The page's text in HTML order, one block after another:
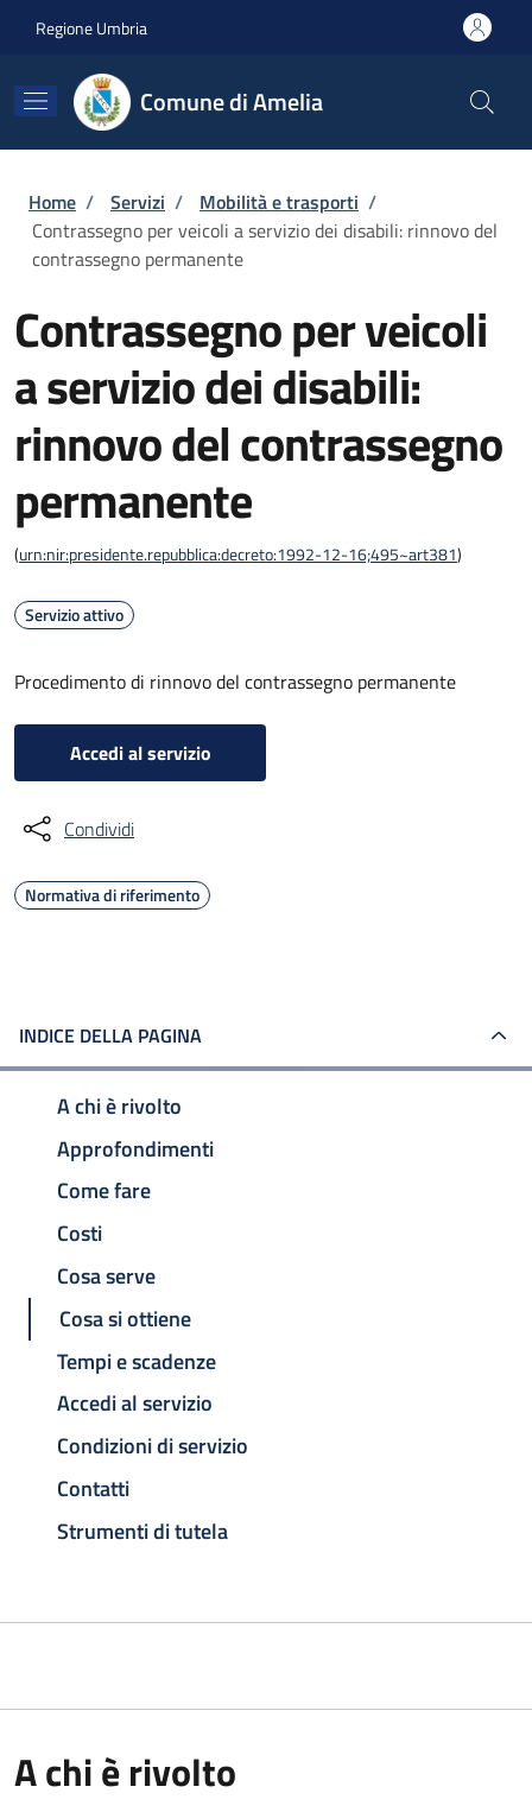
Regione Umbria
Comune di Amelia
Briciole di pane
Home / Servizi / Mobilità e trasporti /
Contrassegno per veicoli a servizio dei disabili: rinnovo del
contrassegno permanente
Contrassegno per veicoli
a servizio dei disabili:
rinnovo del contrassegno
permanente
(urn:nir:presidente.repubblica:decreto:1992-12-16;495~art381)
Servizio attivo
Procedimento di rinnovo del contrassegno permanente
Accedi al servizio
Condividi
Normativa di riferimento
INDICE DELLA PAGINA
A chi è rivolto
Approfondimenti
Come fare
Costi
Cosa serve
Cosa si ottiene
Tempi e scadenze
Accedi al servizio
Condizioni di servizio
Contatti
Strumenti di tutela
A chi è rivolto